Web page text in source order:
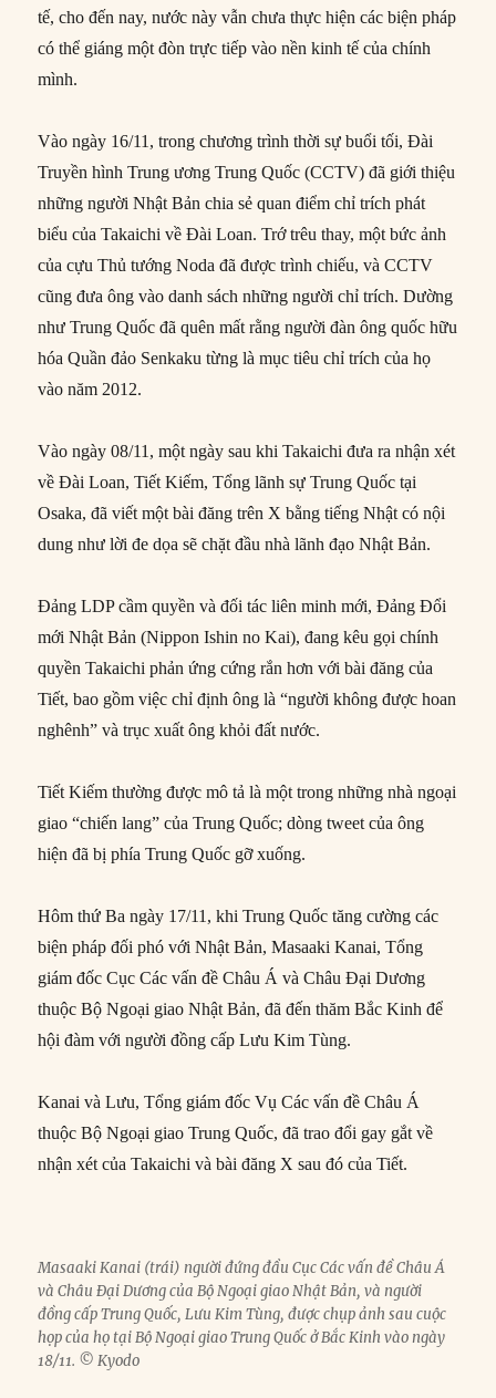
tế, cho đến nay, nước này vẫn chưa thực hiện các biện pháp
có thể giáng một đòn trực tiếp vào nền kinh tế của chính
mình.
Vào ngày 16/11, trong chương trình thời sự buổi tối, Đài
Truyền hình Trung ương Trung Quốc (CCTV) đã giới thiệu
những người Nhật Bản chia sẻ quan điểm chỉ trích phát
biểu của Takaichi về Đài Loan. Trớ trêu thay, một bức ảnh
của cựu Thủ tướng Noda đã được trình chiếu, và CCTV
cũng đưa ông vào danh sách những người chỉ trích. Dường
như Trung Quốc đã quên mất rằng người đàn ông quốc hữu
hóa Quần đảo Senkaku từng là mục tiêu chỉ trích của họ
vào năm 2012.
Vào ngày 08/11, một ngày sau khi Takaichi đưa ra nhận xét
về Đài Loan, Tiết Kiếm, Tổng lãnh sự Trung Quốc tại
Osaka, đã viết một bài đăng trên X bằng tiếng Nhật có nội
dung như lời đe dọa sẽ chặt đầu nhà lãnh đạo Nhật Bản.
Đảng LDP cầm quyền và đối tác liên minh mới, Đảng Đổi
mới Nhật Bản (Nippon Ishin no Kai), đang kêu gọi chính
quyền Takaichi phản ứng cứng rắn hơn với bài đăng của
Tiết, bao gồm việc chỉ định ông là “người không được hoan
nghênh” và trục xuất ông khỏi đất nước.
Tiết Kiếm thường được mô tả là một trong những nhà ngoại
giao “chiến lang” của Trung Quốc; dòng tweet của ông
hiện đã bị phía Trung Quốc gỡ xuống.
Hôm thứ Ba ngày 17/11, khi Trung Quốc tăng cường các
biện pháp đối phó với Nhật Bản, Masaaki Kanai, Tổng
giám đốc Cục Các vấn đề Châu Á và Châu Đại Dương
thuộc Bộ Ngoại giao Nhật Bản, đã đến thăm Bắc Kinh để
hội đàm với người đồng cấp Lưu Kim Tùng.
Kanai và Lưu, Tổng giám đốc Vụ Các vấn đề Châu Á
thuộc Bộ Ngoại giao Trung Quốc, đã trao đổi gay gắt về
nhận xét của Takaichi và bài đăng X sau đó của Tiết.
Masaaki Kanai (trái) người đứng đầu Cục Các vấn đề Châu Á
và Châu Đại Dương của Bộ Ngoại giao Nhật Bản, và người
đồng cấp Trung Quốc, Lưu Kim Tùng, được chụp ảnh sau cuộc
họp của họ tại Bộ Ngoại giao Trung Quốc ở Bắc Kinh vào ngày
18/11. © Kyodo